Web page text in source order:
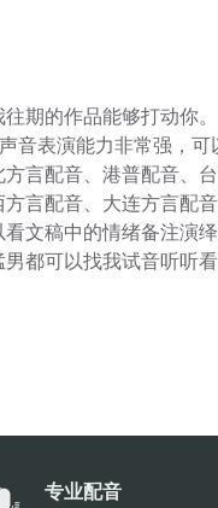
期的作品能够打动你。
音表演能力非常强，
言配音、港普配音、
言配音、大连方言配
文稿中的情绪备注演
都可以找我试音听听
专业配音